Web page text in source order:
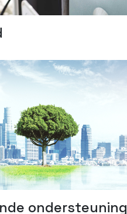
ondersteuning